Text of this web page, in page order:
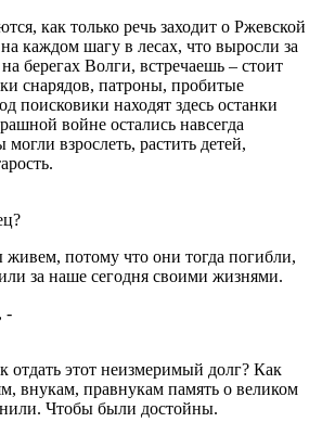
как только речь заходит о Ржевской
каждом шагу в лесах, что выросли за
берегах Волги, встречаешь – стоит
снарядов, патроны, пробитые
поисковики находят здесь останки
войне остались навсегда
взрослеть, растить детей,
потому что они тогда погибли,
за наше сегодня своими жизнями.
-
этот неизмеримый долг? Как
внукам, правнукам память о великом
Чтобы были достойны.